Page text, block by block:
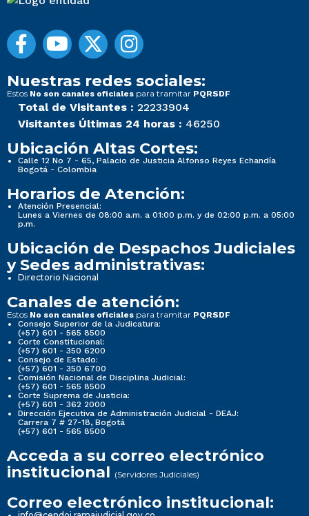
Nuestras redes sociales:
Estos No son canales oficiales para tramitar PQRSDF
Total de Visitantes : 22233904
Visitantes Últimas 24 horas : 46250
Ubicación Altas Cortes:
Calle 12 No 7 - 65, Palacio de Justicia Alfonso Reyes Echandía
Bogotá - Colombia
Horarios de Atención:
Atención Presencial:
Lunes a Viernes de 08:00 a.m. a 01:00 p.m. y de 02:00 p.m. a 05:00
p.m.
Ubicación de Despachos Judiciales
y Sedes administrativas:
Directorio Nacional
Canales de atención:
Estos No son canales oficiales para tramitar PQRSDF
Consejo Superior de la Judicatura:
(+57) 601 - 565 8500
Corte Constitucional:
(+57) 601 - 350 6200
Consejo de Estado:
(+57) 601 - 350 6700
Comisión Nacional de Disciplina Judicial:
(+57) 601 - 565 8500
Corte Suprema de Justicia:
(+57) 601 - 362 2000
Dirección Ejecutiva de Administración Judicial - DEAJ:
Carrera 7 # 27-18, Bogotá
(+57) 601 - 565 8500
Acceda a su correo electrónico
institucional (Servidores Judiciales)
Correo electrónico institucional: